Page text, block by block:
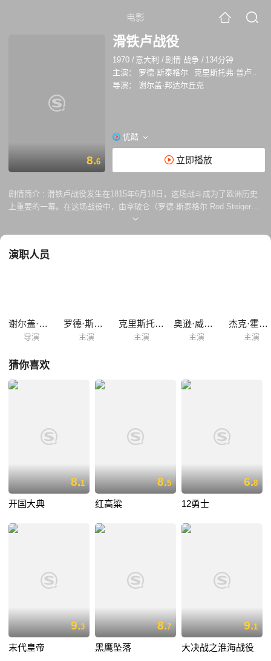
电影
8.6
滑铁卢战役
1970 / 意大利 /剧情 战争 / 134分钟
主演：
罗德·斯泰格尔 克里斯托弗·普卢默
导演：
谢尔盖·邦达尔丘克
优酷
立即播放
剧情简介 : 滑铁卢战役发生在1815年6月18日，这场战斗成为了欧洲历史
上重要的一幕。在这场战役中，由拿破仑（罗德·斯泰格尔 Rod Steiger
饰）率领的法国军队，与由惠灵顿公爵（克里斯托弗·普卢默 Christopher
间接挽救了一些士兵的生命，并为后来的战事埋下了铺垫。 拿破仑当时对
锋部队，但这并未削弱联盟军的整体实力。随着联军逐渐接近法军，后者
的士气开始下降，内部...
演职人员
谢尔盖·邦达尔丘克
导演
罗德·斯泰格尔
主演
克里斯托弗·普卢默
主演
奥逊·威尔斯
主演
杰克·霍金斯
主演
猜你喜欢
8.1
开国大典
8.5
红高粱
6.8
12勇士
9.3
末代皇帝
8.7
黑鹰坠落
9.1
大决战之淮海战役